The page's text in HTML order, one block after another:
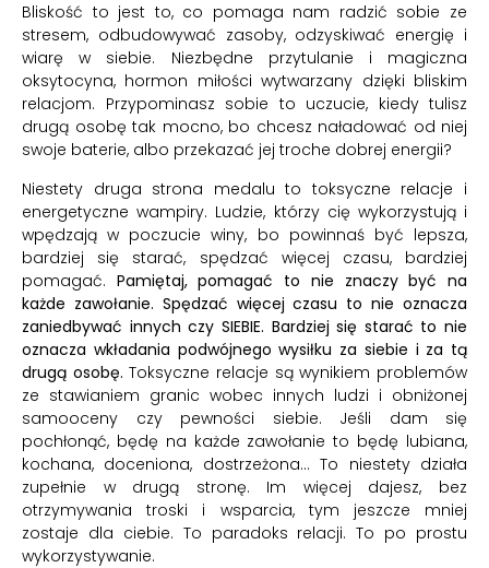
Bliskość to jest to, co pomaga nam radzić sobie ze
stresem, odbudowywać zasoby, odzyskiwać energię i
wiarę w siebie. Niezbędne przytulanie i magiczna
oksytocyna, hormon miłości wytwarzany dzięki bliskim
relacjom. Przypominasz sobie to uczucie, kiedy tulisz
drugą osobę tak mocno, bo chcesz naładować od niej
swoje baterie, albo przekazać jej troche dobrej energii?
Niestety druga strona medalu to toksyczne relacje i
energetyczne wampiry. Ludzie, którzy cię wykorzystują i
wpędzają w poczucie winy, bo powinnaś być lepsza,
bardziej się starać, spędzać więcej czasu, bardziej
pomagać. Pamiętaj, pomagać to nie znaczy być na
każde zawołanie. Spędzać więcej czasu to nie oznacza
zaniedbywać innych czy SIEBIE. Bardziej się starać to nie
oznacza wkładania podwójnego wysiłku za siebie i za tą
drugą osobę. Toksyczne relacje są wynikiem problemów
ze stawianiem granic wobec innych ludzi i obniżonej
samooceny czy pewności siebie. Jeśli dam się
pochłonąć, będę na każde zawołanie to będę lubiana,
kochana, doceniona, dostrzeżona… To niestety działa
zupełnie w drugą stronę. Im więcej dajesz, bez
otrzymywania troski i wsparcia, tym jeszcze mniej
zostaje dla ciebie. To paradoks relacji. To po prostu
wykorzystywanie.